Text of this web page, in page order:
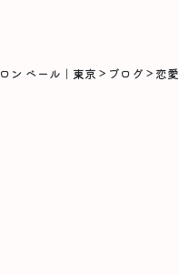
ン ベール｜東京 > ブログ > 恋愛